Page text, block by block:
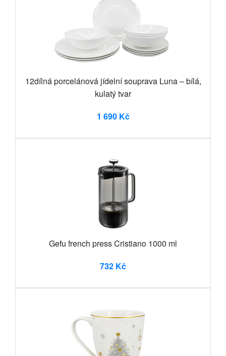
12dílná porcelánová jídelní souprava Luna – bílá,
kulatý tvar
1 690 Kč
Gefu french press Cristiano 1000 ml
732 Kč